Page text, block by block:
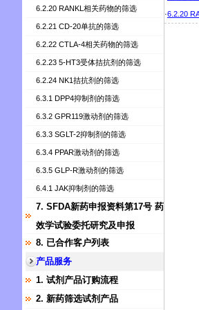
6.2.20 RANKL相关药物的筛选
6.2.21 CD-20单抗的筛选
6.2.22 CTLA-4相关药物的筛选
6.2.23 5-HT3受体拮抗剂的筛选
6.2.24 NK1拮抗剂的筛选
6.3.1 DPP4抑制剂的筛选
6.3.2 GPR119激动剂的筛选
6.3.3 SGLT-2抑制剂的筛选
6.3.4 PPAR激动剂的筛选
6.3.5 GLP-R激动剂的筛选
6.4.1 JAK抑制剂的筛选
7. SFDA新药申报资料第17号 药
效学试验委托研究及申报
8. 已合作客户列表
产品服务
1. 试剂产品订购流程
2. 新药筛选试剂产品
·6.2.20